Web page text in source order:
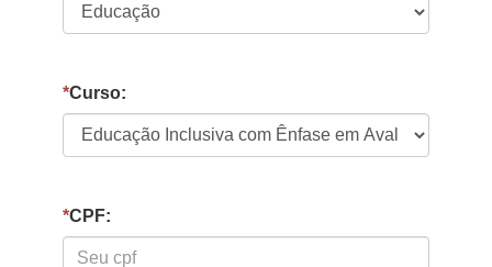
*Curso:
*CPF: